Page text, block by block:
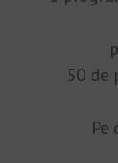
50 de